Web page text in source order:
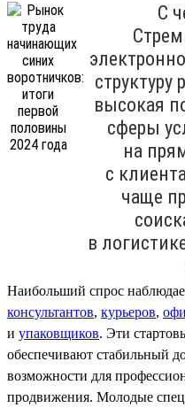
С
высокая
сферы
на
с
чаще
в
Наибольший спрос
консультантов, курьеров,
и упаковщиков. Эти
обеспечивают стабильный
возможности для
продвижения. Молодые